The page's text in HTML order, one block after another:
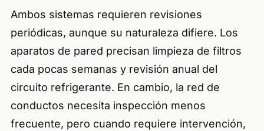
Ambos sistemas requieren revisiones
periódicas, aunque su naturaleza difiere. Los
aparatos de pared precisan limpieza de filtros
cada pocas semanas y revisión anual del
circuito refrigerante. En cambio, la red de
conductos necesita inspección menos
frecuente, pero cuando requiere intervención,